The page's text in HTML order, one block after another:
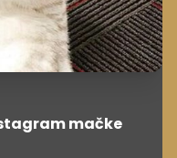
mačke